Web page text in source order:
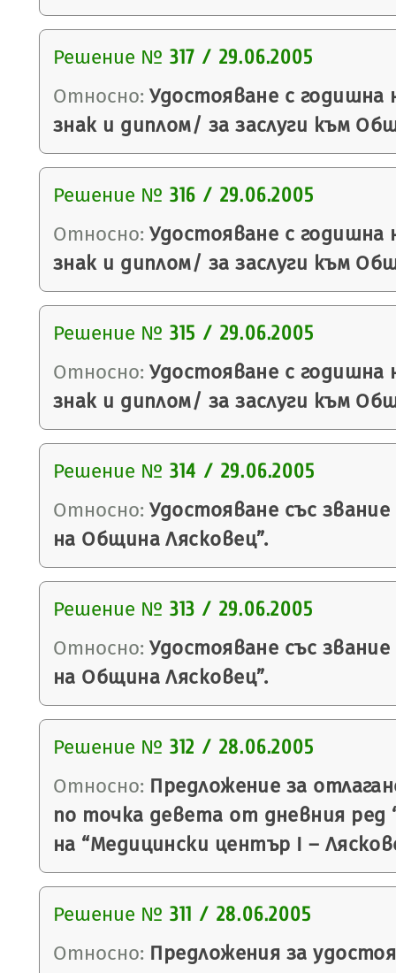
Решение № 317 / 29.06.2005
Относно: Удостояване с годишна
знак и диплом/ за заслуги към
Решение № 316 / 29.06.2005
Относно: Удостояване с годишна
знак и диплом/ за заслуги към
Решение № 315 / 29.06.2005
Относно: Удостояване с годишна
знак и диплом/ за заслуги към
Решение № 314 / 29.06.2005
Относно: Удостояване със
на Община Лясковец”.
Решение № 313 / 29.06.2005
Относно: Удостояване със
на Община Лясковец”.
Решение № 312 / 28.06.2005
Относно: Предложениe за
по точка девета от дневния ред
на “Медицински център І –
Решение № 311 / 28.06.2005
Относно: Предложения за